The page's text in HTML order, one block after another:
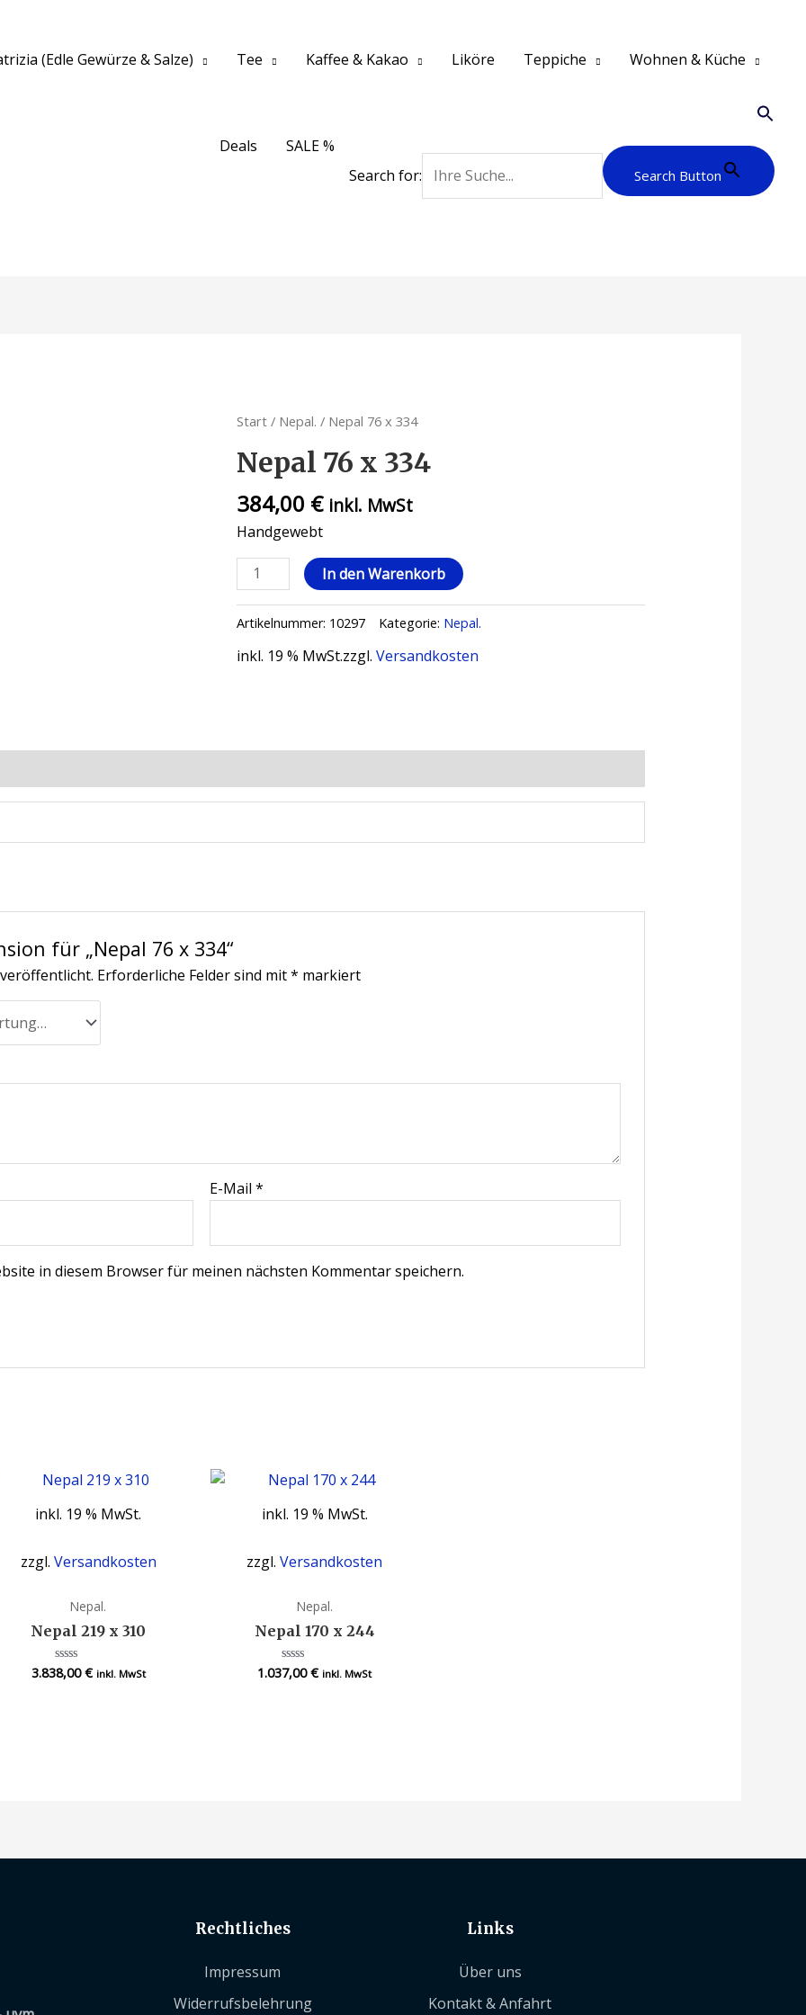
(Edle Gewürze & Salze) Tee Kaffee & Kakao Liköre Teppiche Wohnen & Küche
Deals
SALE %
Search for:
Search Button
Start / Nepal. / Nepal 76 x 334
Nepal 76 x 334
384,00 € inkl. MwSt
Handgewebt
In den Warenkorb
Artikelnummer: 10297 Kategorie: Nepal.
inkl. 19 % MwSt.zzgl.Versandkosten
für „Nepal 76 x 334“
Erforderliche Felder sind mit* markiert
E-Mail*
in diesem Browser für meinen nächsten Kommentar speichern.
inkl. 19 % MwSt.
zzgl. Versandkosten
Nepal.
Nepal 219 x 310
Bewertet
mit
3.838,00€ inkl. MwSt
inkl. 19 % MwSt.
zzgl.Versandkosten
Nepal.
Nepal 170 x 244
Bewertet
mit
1.037,00€ inkl. MwSt
Rechtliches
Impressum
Widerrufsbelehrung
Links
Über uns
Kontakt & Anfahrt